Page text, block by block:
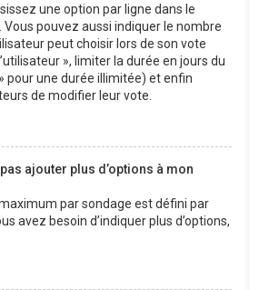
une option par ligne dans le
pouvez aussi indiquer le nombre
peut choisir lors de son vote
», limiter la durée en jours du
pour une durée illimitée) et enfin
de modifier leur vote.
ajouter plus d’options à mon
maximum par sondage est défini par
avez besoin d’indiquer plus d’options,